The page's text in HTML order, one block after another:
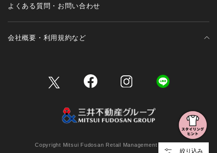
絞り込み
よくある質問・お問い合わせ
会社概要・利用規約など
Copyright Mitsui Fudosan Retail Management Co., Ltd.